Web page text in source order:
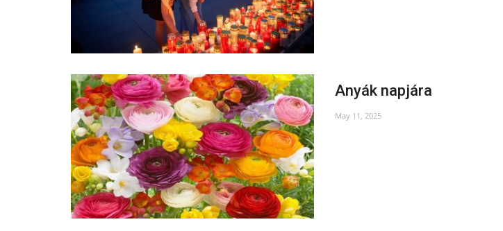
Anyák napjára
May 11, 2025
Verőfény 2022
May 18, 2022